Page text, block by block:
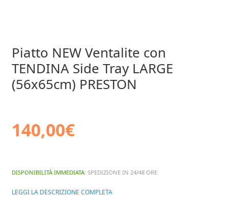
Piatto NEW Ventalite con
TENDINA Side Tray LARGE
(56x65cm) PRESTON
140,00€
DISPONIBILITÀ IMMEDIATA: SPEDIZIONE IN 24/48 ORE
LEGGI LA DESCRIZIONE COMPLETA